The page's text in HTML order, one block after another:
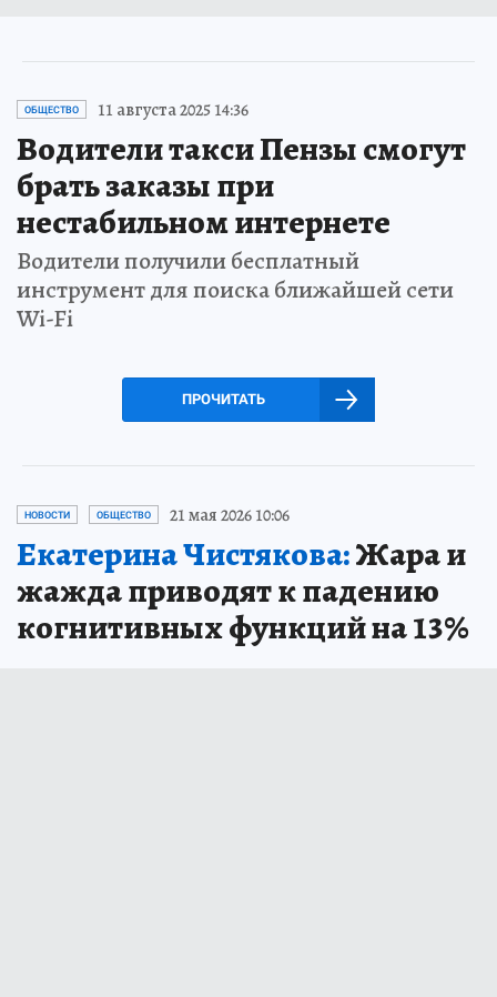
ОБЩЕСТВО 11 августа 2025 14:36
Водители такси Пензы смогут
брать заказы при
нестабильном интернете
Водители получили бесплатный
инструмент для поиска ближайшей сети
Wi-Fi
ПРОЧИТАТЬ
НОВОСТИ ОБЩЕСТВО 21 мая 2026 10:06
Екатерина Чистякова:Жара и
жажда приводят к падению
когнитивных функций на 13%